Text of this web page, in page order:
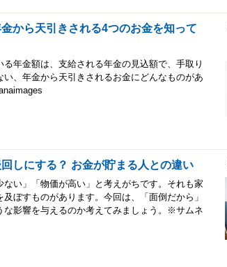
から天引きされる4つのお金を知って
年金額は、支給される年金の見込額で、手取り
、年金から天引きされるお金にどんなものがあ
しにする？ お金が貯まる人との違い
い」「物価が高い」と考えがちです。それも家
ぼすものがあります。今回は、「面倒だから」
な影響を与えるのか考えてみましょう。※サムネ